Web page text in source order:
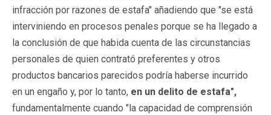
infracción por razones de estafa" añadiendo que "se está
interviniendo en procesos penales porque se ha llegado a
la conclusión de que habida cuenta de las circunstancias
personales de quien contrató preferentes y otros
productos bancarios parecidos podría haberse incurrido
en un engaño y, por lo tanto, en un delito de estafa",
fundamentalmente cuando "la capacidad de comprensión